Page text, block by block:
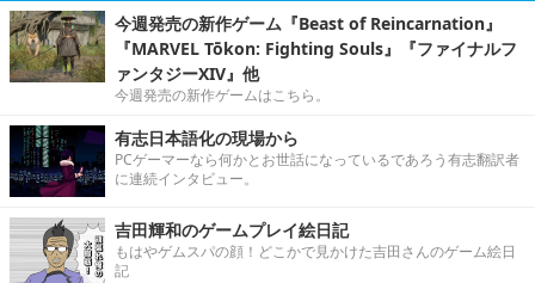
今週発売の新作ゲーム『Beast of Reincarnation』
『MARVEL Tōkon: Fighting Souls』『ファイナルフ
ァンタジーXIV』他
今週発売の新作ゲームはこちら。
有志日本語化の現場から
PCゲーマーなら何かとお世話になっているであろう有志翻訳者
に連続インタビュー。
吉田輝和のゲームプレイ絵日記
もはやゲムスパの顔！どこかで見かけた吉田さんのゲーム絵日
記